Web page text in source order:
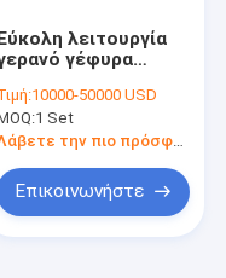
δοκών
κάρρα
λειτουργία
γέφυρα
γέφυρα κρεμασμένο
με A3
καθήκον
10000-50000 USD
1 Set
Λάβετε την πιο πρόσφατη τιμή
Επικοινωνήστε